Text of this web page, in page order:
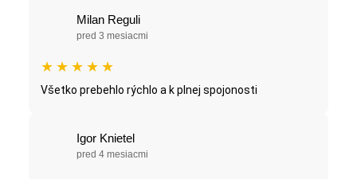
Milan Reguli
pred 3 mesiacmi
★ ★ ★ ★ ★
Všetko prebehlo rýchlo a k plnej spojonosti
Igor Knietel
pred 4 mesiacmi